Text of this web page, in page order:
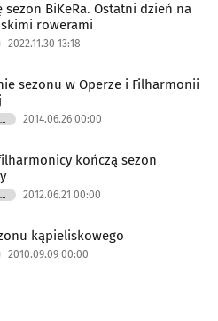
sezon BiKeRa. Ostatni dzień na
rowerami
2022.11.30 13:18
sezonu w Operze i Filharmonii
KULTURA I ROZRYWKA 2014.06.26 00:00
kończą sezon
KULTURA I ROZRYWKA 2012.06.21 00:00
kąpieliskowego
2010.09.09 00:00